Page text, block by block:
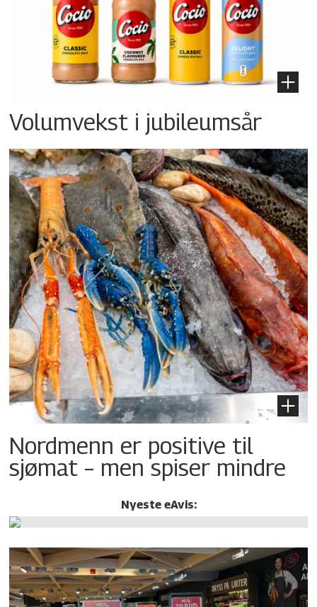
Volumvekst i jubileumsår
Nordmenn er positive til
sjømat – men spiser mindre
Nyeste eAvis: